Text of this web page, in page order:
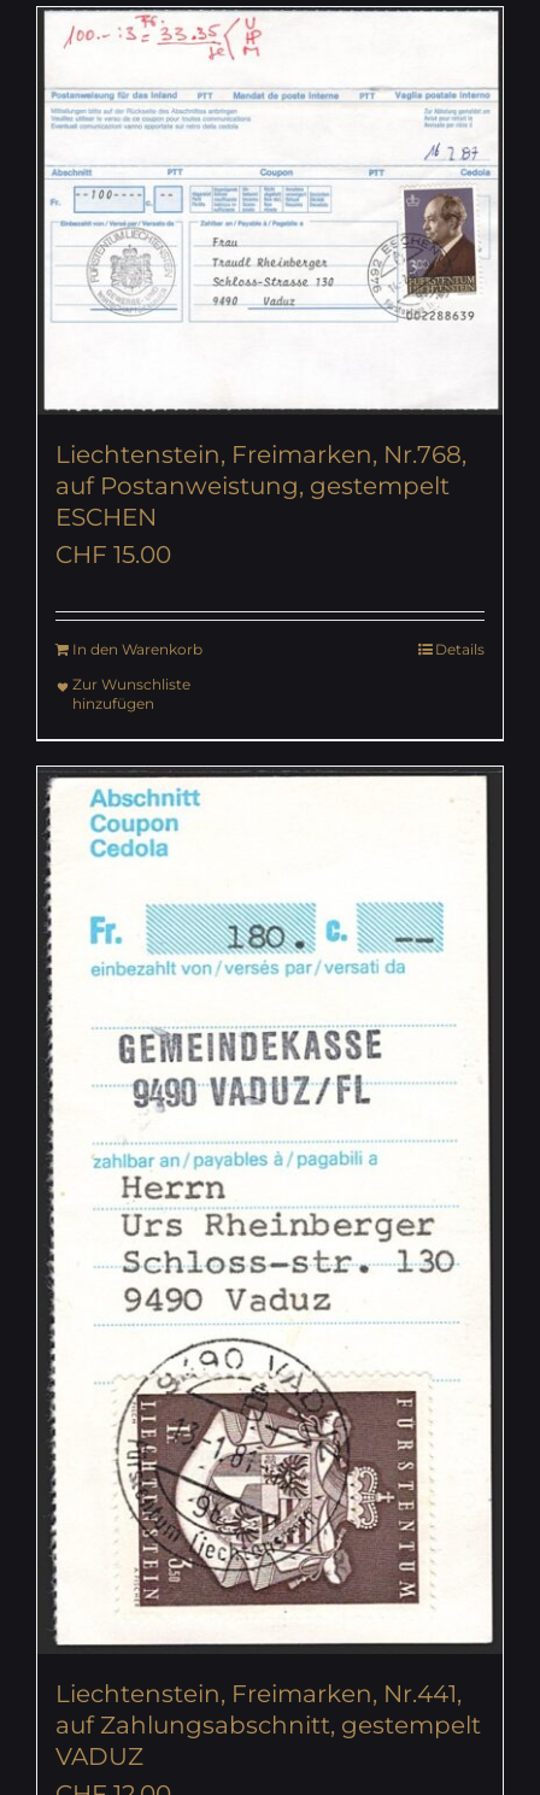
Liechtenstein, Freimarken, Nr.768,
auf Postanweistung, gestempelt
ESCHEN
CHF 15.00
In den Warenkorb
Details
Zur Wunschliste
hinzufügen
Liechtenstein, Freimarken, Nr.441,
auf Zahlungsabschnitt, gestempelt
VADUZ